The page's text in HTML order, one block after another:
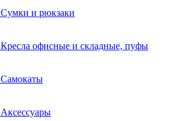
Сумки и рюкзаки
Кресла офисные и складные, пуфы
Самокаты
Аксессуары